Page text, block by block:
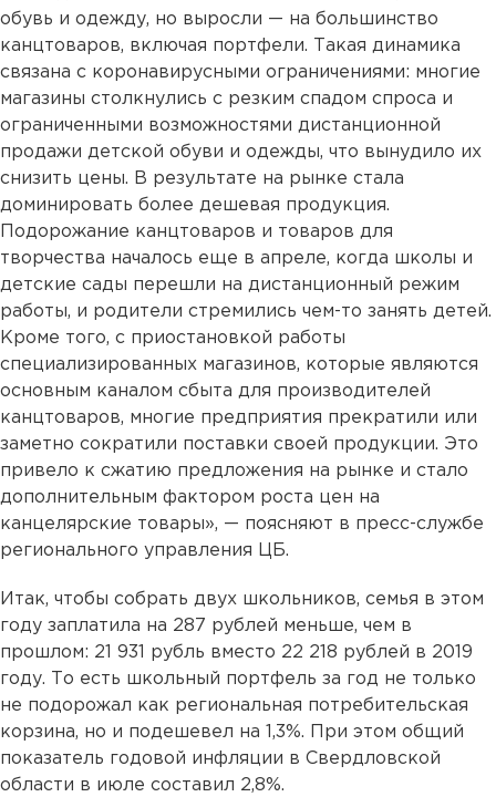
обувь и одежду, но выросли — на большинство
канцтоваров, включая портфели. Такая динамика
связана с коронавирусными ограничениями: многие
магазины столкнулись с резким спадом спроса и
ограниченными возможностями дистанционной
продажи детской обуви и одежды, что вынудило их
снизить цены. В результате на рынке стала
доминировать более дешевая продукция.
Подорожание канцтоваров и товаров для
творчества началось еще в апреле, когда школы и
детские сады перешли на дистанционный режим
работы, и родители стремились чем-то занять детей.
Кроме того, с приостановкой работы
специализированных магазинов, которые являются
основным каналом сбыта для производителей
канцтоваров, многие предприятия прекратили или
заметно сократили поставки своей продукции. Это
привело к сжатию предложения на рынке и стало
дополнительным фактором роста цен на
канцелярские товары», — поясняют в пресс-службе
регионального управления ЦБ.
Итак, чтобы собрать двух школьников, семья в этом
году заплатила на 287 рублей меньше, чем в
прошлом: 21 931 рубль вместо 22 218 рублей в 2019
году. То есть школьный портфель за год не только
не подорожал как региональная потребительская
корзина, но и подешевел на 1,3%. При этом общий
показатель годовой инфляции в Свердловской
области в июле составил 2,8%.